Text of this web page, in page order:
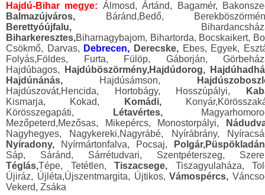
Hajdú-Bihar megye: Álmosd, Ártánd, Bagamér,
Balmazújváros,
Báránd,Bedő,
Berettyóújfalu,
Biharkeresztes,Biharnagybajom, Bihartorda, Bocskaikert,
Csökmő, Darvas, Debrecen, Derecske, Ebes, Egyek,
Folyás,Földes, Furta, Fülöp, Gáborján,
Hajdúbagos,
Hajdúböszörmény,Hajdúdorog,
Hajdúnánás,
Hajdúsámson,
Hajdúszovát,Hencida, Hortobágy, Hosszúpályi,
Kismarja, Kokad,
Komádi,
Körösszegapáti,
Létavértes,
Mezőpeterd,Mezősas, Mikepércs, Monostorpályi,
Nagyhegyes, Nagykereki,Nagyrábé, Nyírábrány,
Nyíradony,
Nyírmártonfalva, Pocsaj,
Sáp, Sáránd, Sárrétudvari, Szentpéterszeg,
Téglás,Tépe, Tetétlen, Tiszacsege, Tiszagyulaháza,
Újiráz, Újléta,Újszentmargita, Újtikos,Vámospércs,
Vekerd, Zsáka